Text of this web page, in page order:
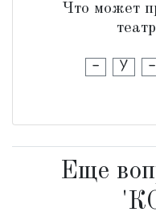
Что может
- У -
Еще